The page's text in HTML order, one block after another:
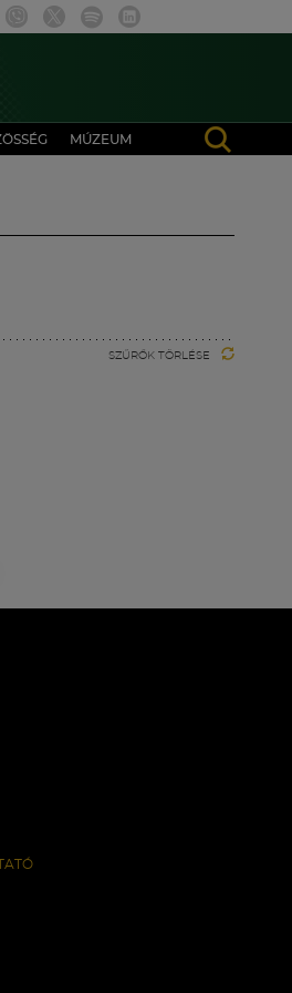
MÚZEUM
SZŰRŐK TÖRLÉSE